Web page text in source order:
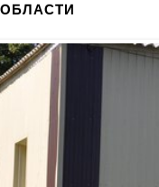
ОБЛАСТИ